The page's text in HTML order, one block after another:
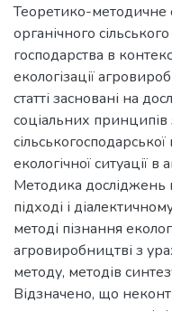
Теоретико-методичне
органічного сільського
господарства в
екологізації
статті засновані на
соціальних принципів
екологічної ситуації
Методика досліджень
підході і
методі пізнання
агровиробництві з
методу, методів
Відзначено, що